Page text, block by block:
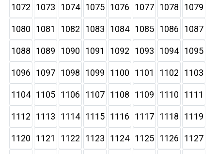
1072 1073 1074 1075 1076 1077 1078 1079
1080 1081 1082 1083 1084 1085 1086 1087
1088 1089 1090 1091 1092 1093 1094 1095
1096 1097 1098 1099 1100 1101 1102 1103
1104 1105 1106 1107 1108 1109 1110 1111
1112 1113 1114 1115 1116 1117 1118 1119
1120 1121 1122 1123 1124 1125 1126 1127